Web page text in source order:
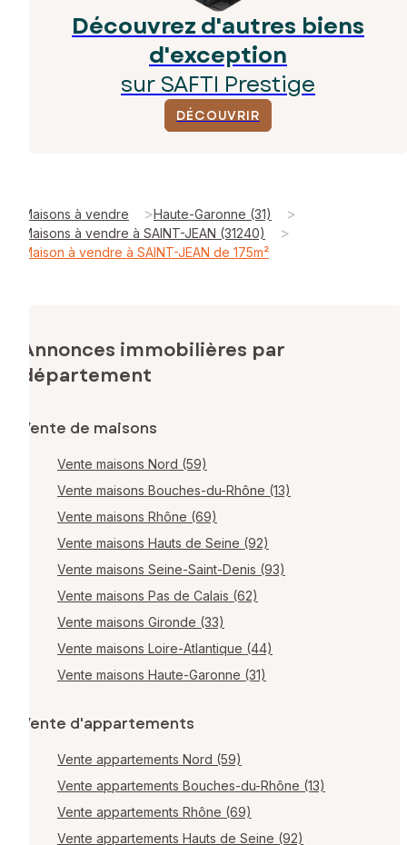
Découvrez d'autres biens
d'exception
sur SAFTI Prestige
DÉCOUVRIR
Maisons à vendre >Haute-Garonne (31) >
Maisons à vendre à SAINT-JEAN (31240) >
Maison à vendre à SAINT-JEAN de 175m²
Annonces immobilières par
département
Vente de maisons
Vente maisons Nord (59)
Vente maisons Bouches-du-Rhône (13)
Vente maisons Rhône (69)
Vente maisons Hauts de Seine (92)
Vente maisons Seine-Saint-Denis (93)
Vente maisons Pas de Calais (62)
Vente maisons Gironde (33)
Vente maisons Loire-Atlantique (44)
Vente maisons Haute-Garonne (31)
Vente d'appartements
Vente appartements Nord (59)
Vente appartements Bouches-du-Rhône (13)
Vente appartements Rhône (69)
Vente appartements Hauts de Seine (92)